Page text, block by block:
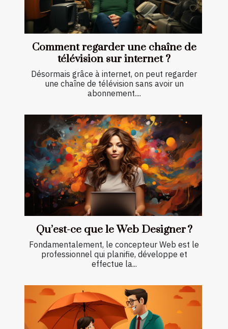
Comment regarder une chaîne de
télévision sur internet ?
Désormais grâce à internet, on peut regarder
une chaîne de télévision sans avoir un
abonnement....
Qu’est-ce que le Web Designer ?
Fondamentalement, le concepteur Web est le
professionnel qui planifie, développe et
effectue la...